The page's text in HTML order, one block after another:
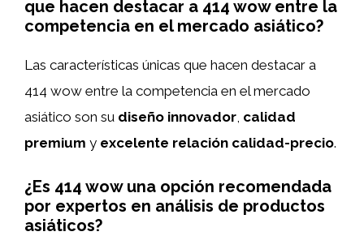
que hacen destacar a 414 wow entre la
competencia en el mercado asiático?
Las características únicas que hacen destacar a
414 wow entre la competencia en el mercado
asiático son su diseño innovador, calidad
premium y excelente relación calidad-precio.
¿Es 414 wow una opción recomendada
por expertos en análisis de productos
asiáticos?